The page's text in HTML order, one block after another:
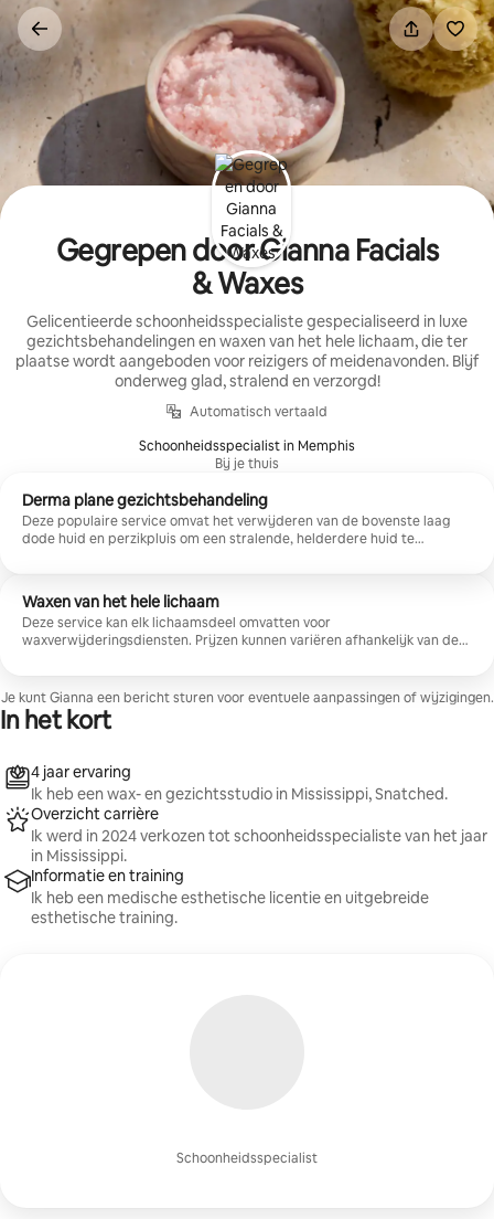
Ga
direct
naar
inhoud
Gegrepen door Gianna Facials
& Waxes
Gelicentieerde schoonheidsspecialiste gespecialiseerd in luxe
gezichtsbehandelingen en waxen van het hele lichaam, die ter
plaatse wordt aangeboden voor reizigers of meidenavonden. Blijf
onderweg glad, stralend en verzorgd!
Automatisch vertaald
Schoonheidsspecialist in Memphis
Bij je thuis
Derma plane gezichtsbehandeling
Deze populaire service omvat het verwijderen van de bovenste laag
dode huid en perzikpluis om een stralende, helderdere huid te
Waxen van het hele lichaam
Deze service kan elk lichaamsdeel omvatten voor
waxverwijderingsdiensten. Prijzen kunnen variëren afhankelijk van de
Je kunt Gianna een bericht sturen voor eventuele aanpassingen of wijzigingen.
In het kort
Schoonheidsspecialist
4 jaar ervaring
Ik heb een wax- en gezichtsstudio in Mississippi, Snatched.
Overzicht carrière
Ik werd in 2024 verkozen tot schoonheidsspecialiste van het jaar
in Mississippi.
Informatie en training
Ik heb een medische esthetische licentie en uitgebreide
esthetische training.